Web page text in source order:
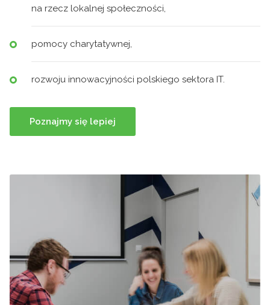
na rzecz lokalnej społeczności,
pomocy charytatywnej,
rozwoju innowacyjności polskiego sektora IT.
Poznajmy się lepiej